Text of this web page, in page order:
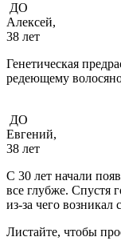
ДО
Алексей,
38 лет
Генетическая
редеющему
ДО
Евгений,
38 лет
С 30 лет начали
все глубже. Спустя
из-за чего
Листайте, чтобы